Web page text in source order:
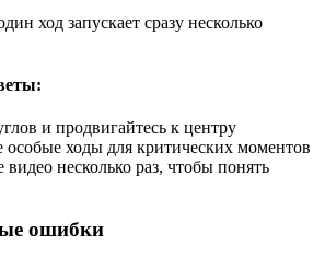
ход запускает сразу несколько
и продвигайтесь к центру
особые ходы для критических моментов
видео несколько раз, чтобы понять
ошибки